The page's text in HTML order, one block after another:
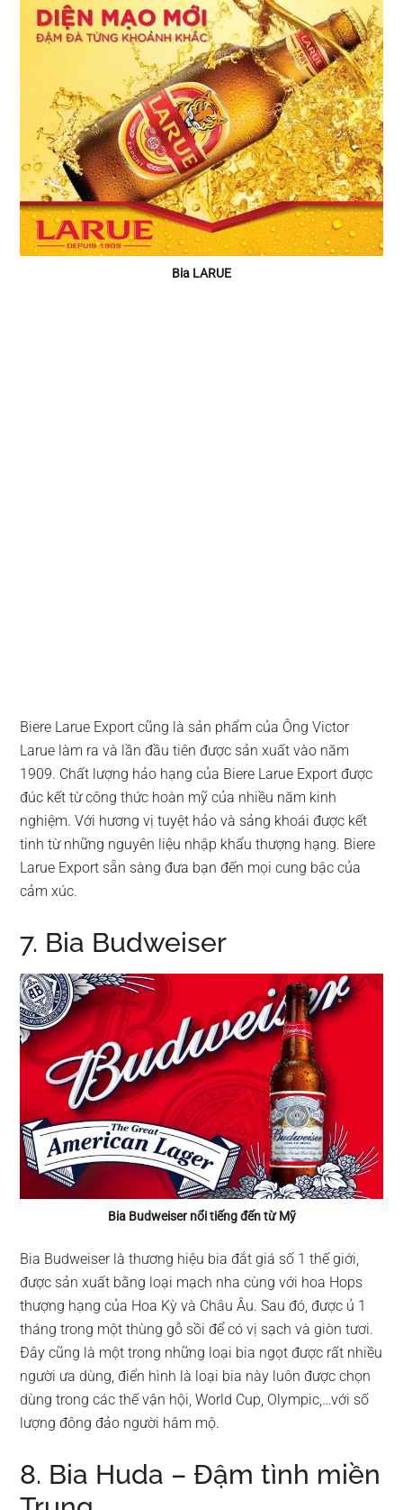
Bia LARUE
Biere Larue Export cũng là sản phẩm của Ông Victor
Larue làm ra và lần đầu tiên được sản xuất vào năm
1909. Chất lượng hảo hạng của Biere Larue Export được
đúc kết từ công thức hoàn mỹ của nhiều năm kinh
nghiệm. Với hương vị tuyệt hảo và sảng khoái được kết
tinh từ những nguyên liệu nhập khẩu thượng hạng. Biere
Larue Export sẵn sàng đưa bạn đến mọi cung bậc của
cảm xúc.
7. Bia Budweiser
Bia Budweiser nổi tiếng đến từ Mỹ
Bia Budweiser là thương hiệu bia đắt giá số 1 thế giới,
được sản xuất bằng loại mạch nha cùng với hoa Hops
thượng hạng của Hoa Kỳ và Châu Âu. Sau đó, được ủ 1
tháng trong một thùng gỗ sồi để có vị sạch và giòn tươi.
Đây cũng là một trong những loại bia ngọt được rất nhiều
người ưa dùng, điển hình là loại bia này luôn được chọn
dùng trong các thế vận hội, World Cup, Olympic,…với số
lượng đông đảo người hâm mộ.
8. Bia Huda – Đậm tình miền